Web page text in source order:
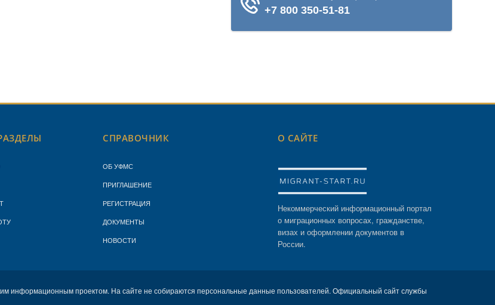
СПРАВОЧНИК
ОБ УФМС
ПРИГЛАШЕНИЕ
РЕГИСТРАЦИЯ
ДОКУМЕНТЫ
НОВОСТИ
О САЙТЕ
Некоммерческий информационный портал
о миграционных вопросах, гражданстве,
визах и оформлении документов в
России.
информационным проектом. На сайте не собираются персональные данные пользователей. Официальный сайт службы